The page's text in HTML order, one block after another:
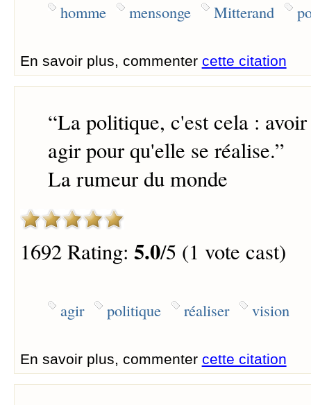
homme mensonge Mitterand
En savoir plus, commenter cette citation
“La politique, c'est cela :
agir pour qu'elle se réalise.”
La rumeur du monde
1692 Rating: 5.0/5 (1 vote cast)
agir politique réaliser vision
En savoir plus, commenter cette citation